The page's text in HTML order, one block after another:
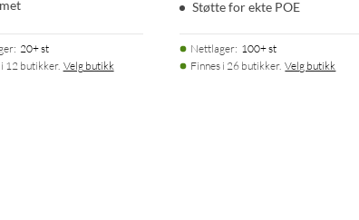
: 20+ st
i 12 butikker. Velg butikk
Støtte for ekte POE
Nettlager: 100+ st
Finnes i 26 butikker. Velg butikk